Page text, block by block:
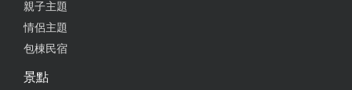
親子主題
情侶主題
包棟民宿
景點